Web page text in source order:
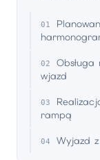
wjazd
rampą
Wyjazd